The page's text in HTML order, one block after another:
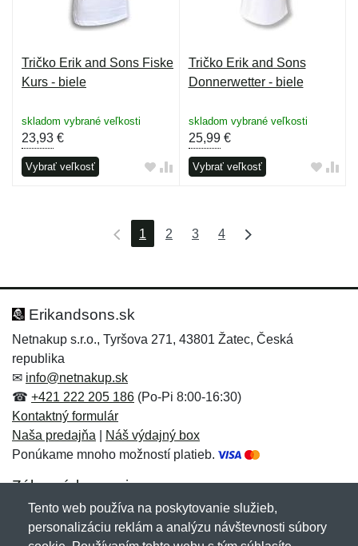
Tričko Erik and Sons Fiske
Kurs - biele
skladom vybrané veľkosti
23,93 €
Vybrať veľkosť
Tričko Erik and Sons
Donnerwetter - biele
skladom vybrané veľkosti
25,99€
Vybrať veľkosť
1 2 3 4
Erikandsons.sk
Netnakup s.r.o., Tyršova 271, 43801 Žatec, Česká
republika
✉ info@netnakup.sk
☎ +421 222 205 186 (Po-Pi 8:00-16:30)
Kontaktný formulár
Naša predajňa
Náš výdajný box
Ponúkame mnoho možností platieb.
Zákaznícky servis
Novinky emailom
Tento web používa na poskytovanie služieb,
personalizáciu reklám a analýzu návštevnosti súbory